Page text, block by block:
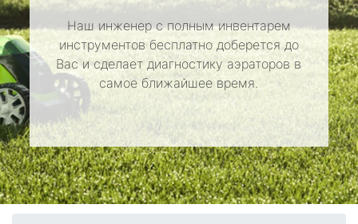
Наш инженер с полным инвентарем
инструментов бесплатно доберется до
Вас и сделает диагностику аэраторов в
самое ближайшее время.